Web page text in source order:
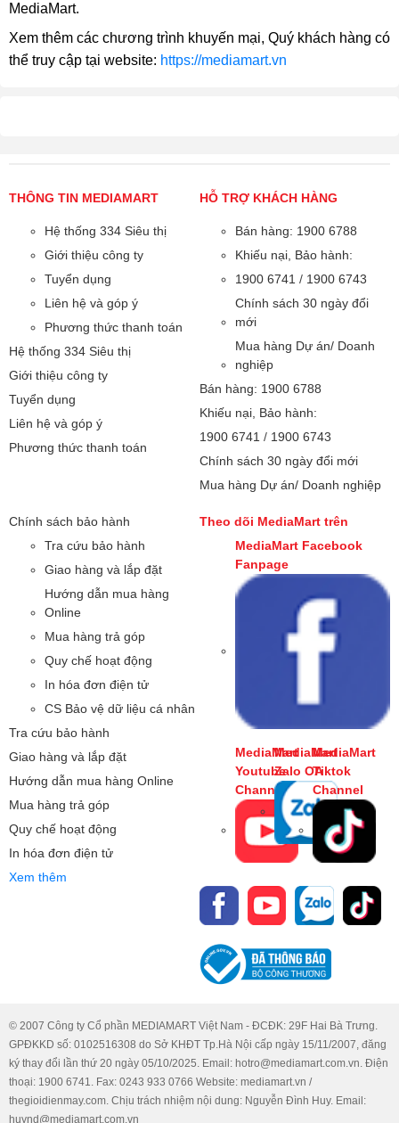
MediaMart.
Xem thêm các chương trình khuyến mại, Quý khách hàng có
thể truy cập tại website: https://mediamart.vn
THÔNG TIN MEDIAMART
Hệ thống 334 Siêu thị
Giới thiệu công ty
Tuyển dụng
Liên hệ và góp ý
Phương thức thanh toán
Hệ thống 334 Siêu thị
Giới thiệu công ty
Tuyển dụng
Liên hệ và góp ý
Phương thức thanh toán
HỖ TRỢ KHÁCH HÀNG
Bán hàng: 1900 6788
Khiếu nại, Bảo hành:
1900 6741 / 1900 6743
Chính sách 30 ngày đổi
mới
Mua hàng Dự án/ Doanh
nghiệp
Bán hàng: 1900 6788
Khiếu nại, Bảo hành:
1900 6741 / 1900 6743
Chính sách 30 ngày đổi mới
Mua hàng Dự án/ Doanh nghiệp
Chính sách bảo hành
Tra cứu bảo hành
Giao hàng và lắp đặt
Hướng dẫn mua hàng
Online
Mua hàng trả góp
Quy chế hoạt động
In hóa đơn điện tử
CS Bảo vệ dữ liệu cá nhân
Tra cứu bảo hành
Giao hàng và lắp đặt
Hướng dẫn mua hàng Online
Mua hàng trả góp
Quy chế hoạt động
In hóa đơn điện tử
Xem thêm
Theo dõi MediaMart trên
MediaMart Facebook
Fanpage
MediaMart
Youtube
Channel
MediaMart
Zalo OA
MediaMart
Tiktok
Channel
© 2007 Công ty Cổ phần MEDIAMART Việt Nam - ĐCĐK: 29F Hai Bà Trưng.
GPĐKKD số: 0102516308 do Sở KHĐT Tp.Hà Nội cấp ngày 15/11/2007, đăng
ký thay đổi lần thứ 20 ngày 05/10/2025. Email: hotro@mediamart.com.vn. Điện
thoại: 1900 6741. Fax: 0243 933 0766 Website: mediamart.vn /
thegioidienmay.com. Chịu trách nhiệm nội dung: Nguyễn Đình Huy. Email:
huynd@mediamart.com.vn